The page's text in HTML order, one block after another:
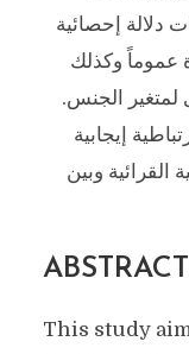
دلالة إحصائية
عموماً وكذلك
الجنس.
إيجابية
القرائية وبين
ABSTRACT
This study